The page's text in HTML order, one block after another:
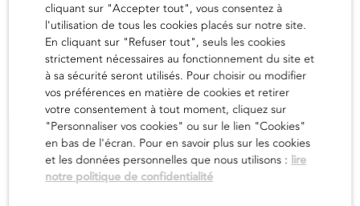
L'artiste
en savoir
cliquant sur "Accepter tout", vous consentez à
l'utilisation de tous les cookies placés sur notre site.
En cliquant sur "Refuser tout", seuls les cookies
strictement nécessaires au fonctionnement du site et
à sa sécurité seront utilisés. Pour choisir ou modifier
vos préférences en matière de cookies et retirer
votre consentement à tout moment, cliquez sur
"Personnaliser vos cookies" ou sur le lien "Cookies"
en bas de l'écran. Pour en savoir plus sur les cookies
et les données personnelles que nous utilisons : lire
notre politique de confidentialité